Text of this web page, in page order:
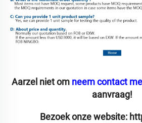
Aarzel niet om neem contact
aanvraag!
Bezoek onze website: